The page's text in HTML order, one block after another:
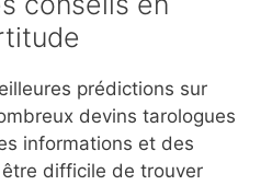
prédictions sur
devins tarologues
informations et des
difficile de trouver